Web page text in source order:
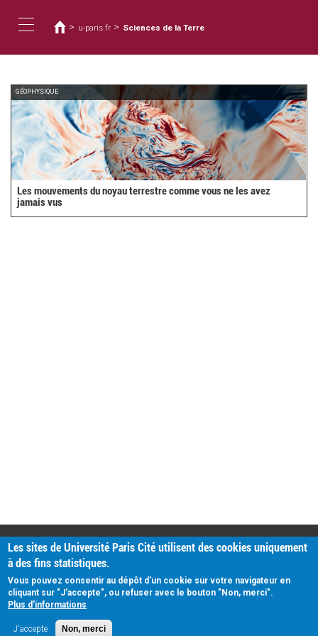
contenu
navigation
êtes
ici
> u-paris.fr > Sciences de la Terre
GÉOPHYSIQUE
Les mouvements du noyau terrestre comme vous ne les avez
jamais vus
PRATIQUE
Plan d'accès
Intranet
Mentions légales
Données personnelles
Les sites de Université Paris Cité utilisent des cookies uniquement
à des fins statistiques.
Vous pouvez consentir au dépôt d'un cookie sur votre navigateur en
cliquant sur "J'accepte", ou refuser avec le bouton "Non, merci".
Plus d'informations
J'accepte Non, merci